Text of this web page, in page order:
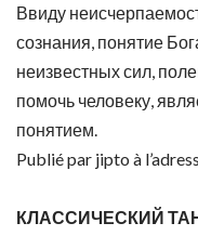
Ввиду
сознания, понятие
неизвестных сил,
помочь человеку,
понятием.
Publié par jipto à
КЛАССИЧЕСКИЙ